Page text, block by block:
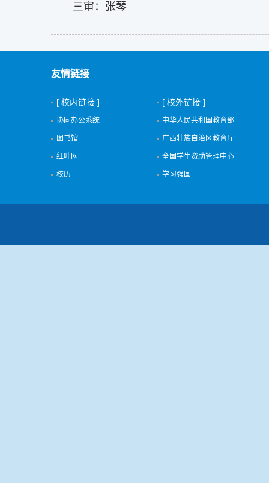
三审：张琴
友情链接
[ 校内链接 ]
协同办公系统
图书馆
红叶网
校历
[ 校外链接 ]
中华人民共和国教育部
广西壮族自治区教育厅
全国学生资助管理中心
学习强国